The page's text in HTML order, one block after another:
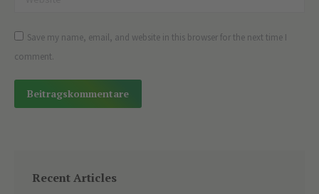
Save my name, email, and website in this browser for the next time I
comment.
Beitragskommentare
Recent Articles